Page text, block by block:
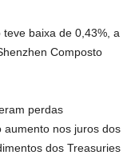
baixa de 0,43%, a
Composto
perdas
aumento nos juros dos
dos Treasuries